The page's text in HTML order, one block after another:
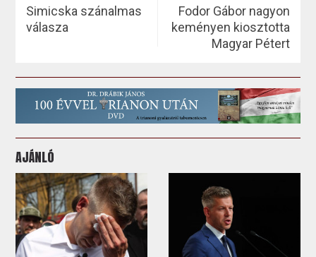
Simicska szánalmas
válasza
Fodor Gábor nagyon
keményen kiosztotta
Magyar Pétert
AJÁNLÓ